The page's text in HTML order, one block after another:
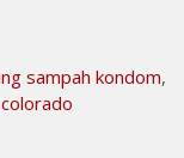
sampah kondom,